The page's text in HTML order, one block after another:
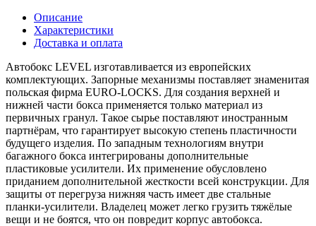
Описание
Характеристики
Доставка и оплата
Автобокс LEVEL изготавливается из европейских
комплектующих. Запорные механизмы поставляет знаменитая
польская фирма EURO-LOCKS. Для создания верхней и
нижней части бокса применяется только материал из
первичных гранул. Такое сырье поставляют иностранным
партнёрам, что гарантирует высокую степень пластичности
будущего изделия. По западным технологиям внутри
багажного бокса интегрированы дополнительные
пластиковые усилители. Их применение обусловлено
приданием дополнительной жесткости всей конструкции. Для
защиты от перегруза нижняя часть имеет две стальные
планки-усилители. Владелец может легко грузить тяжёлые
вещи и не боятся, что он повредит корпус автобокса.